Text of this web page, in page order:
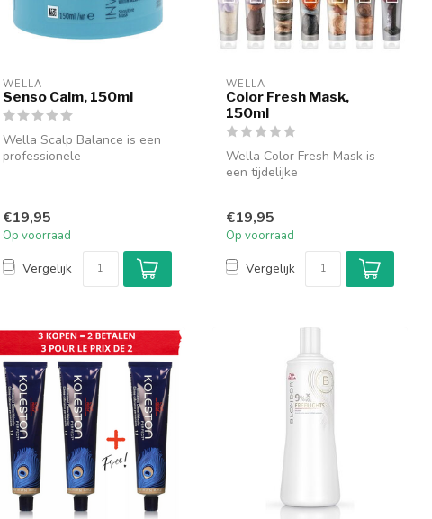
WELLA
Senso Calm, 150ml
Wella Scalp Balance is een
professionele
€19,95
Op voorraad
Vergelijk
WELLA
Color Fresh Mask,
150ml
Wella Color Fresh Mask is
een tijdelijke
€19,95
Op voorraad
Vergelijk